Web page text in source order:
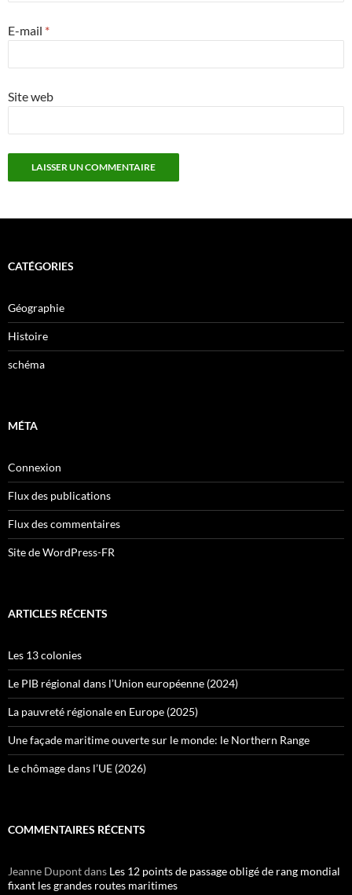
E-mail *
Site web
CATÉGORIES
Géographie
Histoire
schéma
MÉTA
Connexion
Flux des publications
Flux des commentaires
Site de WordPress-FR
ARTICLES RÉCENTS
Les 13 colonies
Le PIB régional dans l’Union européenne (2024)
La pauvreté régionale en Europe (2025)
Une façade maritime ouverte sur le monde: le Northern Range
Le chômage dans l’UE (2026)
COMMENTAIRES RÉCENTS
Jeanne Dupontdans Les 12 points de passage obligé de rang mondial
fixant les grandes routes maritimes